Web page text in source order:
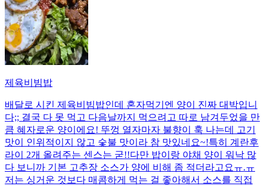
제육비빔밥
배달로 시킨 제육비빔밥인데 혼자먹기엔 양이 진짜 대박입니
다;; 결국 다 못 먹고 다음날까지 먹으려고 따로 남겨두었을 만
큼 혜자로운 양이에요! 뚜껑 열자마자 불향이 훅 나는데 고기
맛이 인위적이지 않고 숯불 맛이라 참 맛있네요~!특히 계란후
라이 2개 올려주는 센스는 굳!! ​다만 밥이랑 야채 양이 워낙 많
다 보니까 기본 고추장 소스가 양에 비해 좀 적더라고요ㅠ.ㅠ
저는 싱거운 것보다 매콤하게 먹는 걸 좋아해서 소스를 직접